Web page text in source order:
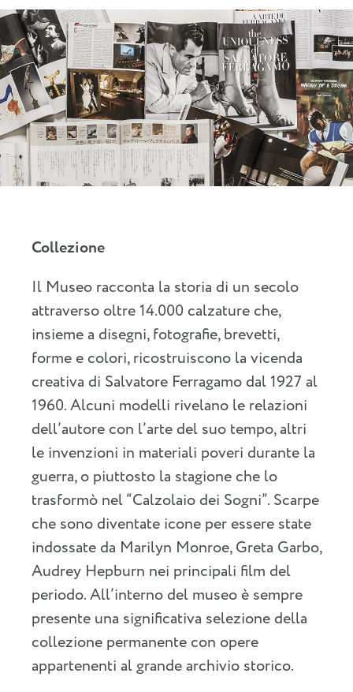
Collezione
Il Museo racconta la storia di un secolo
attraverso oltre 14.000 calzature che,
insieme a disegni, fotografie, brevetti,
forme e colori, ricostruiscono la vicenda
creativa di Salvatore Ferragamo dal 1927 al
1960. Alcuni modelli rivelano le relazioni
dell’autore con l’arte del suo tempo, altri
le invenzioni in materiali poveri durante la
guerra, o piuttosto la stagione che lo
trasformò nel “Calzolaio dei Sogni”. Scarpe
che sono diventate icone per essere state
indossate da Marilyn Monroe, Greta Garbo,
Audrey Hepburn nei principali film del
periodo. All’interno del museo è sempre
presente una significativa selezione della
collezione permanente con opere
appartenenti al grande archivio storico.